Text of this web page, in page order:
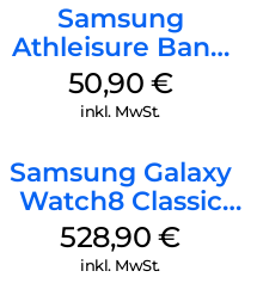
Samsung
Athleisure Band
(M/L) Galaxy
Watch8/Watch8
50,90 €
inkl. MwSt.
Samsung Galaxy
Watch8 Classic
Black
528,90€
inkl. MwSt.